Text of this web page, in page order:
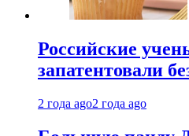
Российские
запатентовали
2 года ago2 года ago